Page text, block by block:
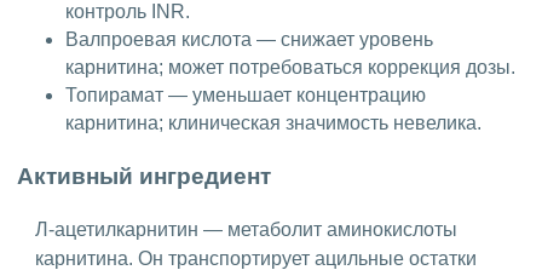
контроль INR.
Валпроевая кислота — снижает уровень
карнитина; может потребоваться коррекция дозы.
Топирамат — уменьшает концентрацию
карнитина; клиническая значимость невелика.
Активный ингредиент
Л-ацетилкарнитин — метаболит аминокислоты
карнитина. Он транспортирует ацильные остатки